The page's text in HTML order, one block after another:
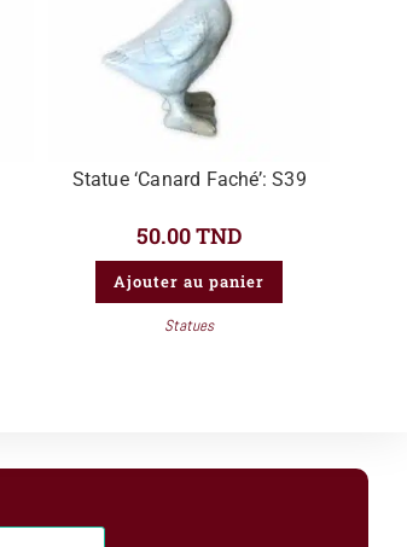
Statue ‘Canard Faché’: S39
50.00TND
Ajouter au panier
Statues